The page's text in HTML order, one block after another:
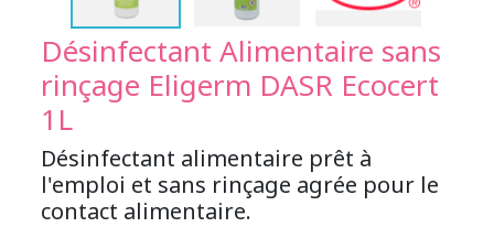
Désinfectant Alimentaire sans
rinçage Eligerm DASR Ecocert
1L
Désinfectant alimentaire prêt à
l'emploi et sans rinçage agrée pour le
contact alimentaire.